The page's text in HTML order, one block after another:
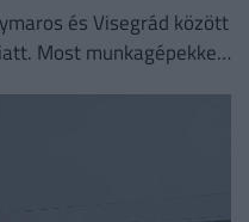
és Visegrád között
Most munkagépekkel